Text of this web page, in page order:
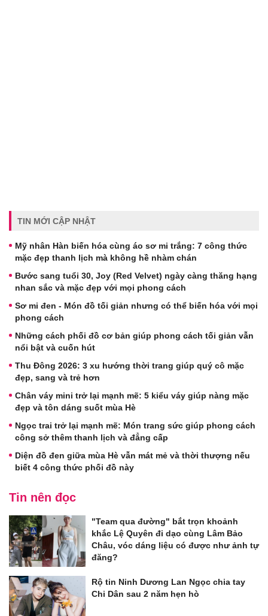
TIN MỚI CẬP NHẬT
Mỹ nhân Hàn biến hóa cùng áo sơ mi trắng: 7 công thức
mặc đẹp thanh lịch mà không hề nhàm chán
Bước sang tuổi 30, Joy (Red Velvet) ngày càng thăng hạng
nhan sắc và mặc đẹp với mọi phong cách
Sơ mi đen - Món đồ tối giản nhưng có thể biến hóa với mọi
phong cách
Những cách phối đồ cơ bản giúp phong cách tối giản vẫn
nổi bật và cuốn hút
Thu Đông 2026: 3 xu hướng thời trang giúp quý cô mặc
đẹp, sang và trẻ hơn
Chân váy mini trở lại mạnh mẽ: 5 kiểu váy giúp nàng mặc
đẹp và tôn dáng suốt mùa Hè
Ngọc trai trở lại mạnh mẽ: Món trang sức giúp phong cách
công sở thêm thanh lịch và đẳng cấp
Diện đồ đen giữa mùa Hè vẫn mát mẻ và thời thượng nếu
biết 4 công thức phối đồ này
Tin nên đọc
"Team qua đường" bắt trọn khoảnh
khắc Lệ Quyên đi dạo cùng Lâm Bảo
Châu, vóc dáng liệu có được như ảnh tự
đăng?
Rộ tin Ninh Dương Lan Ngọc chia tay
Chi Dân sau 2 năm hẹn hò